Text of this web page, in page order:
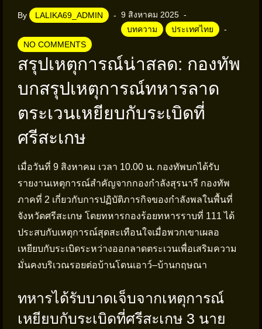
By LALIKA69_ADMIN
9 สิงหาคม 2025
บทความ
ประเทศไทย
NO COMMENTS
สรุปเหตุการณ์น่าสลด: กองทัพ
บกสรุปเหตุการณ์ทหารลาด
ตระเวนเหยียบกับระเบิดที่
ศรีสะเกษ
เมื่อวันที่ 9 สิงหาคม เวลา 10.00 น. กองทัพบกได้รับ
รายงานเหตุการณ์สำคัญจากกองกำลังสุรนารี กองทัพ
ภาคที่ 2 เกี่ยวกับการปฏิบัติภารกิจของกำลังพลในพื้นที่
จังหวัดศรีสะเกษ โดยทหารกองร้อยทหารราบที่ 111 ได้
ประสบกับเหตุการณ์สุดสะเทือนใจเมื่อพวกเขาเผลอ
เหยียบกับระเบิดระหว่างออกลาดตระเวนเพื่อเสริมความ
มั่นคงบริเวณรอยต่อบ้านโดนเอาว์–บ้านกฤษณา
ทหารได้รับบาดเจ็บจากเหตุการณ์
เหยียบกับระเบิดที่ศรีสะเกษ 3 นาย